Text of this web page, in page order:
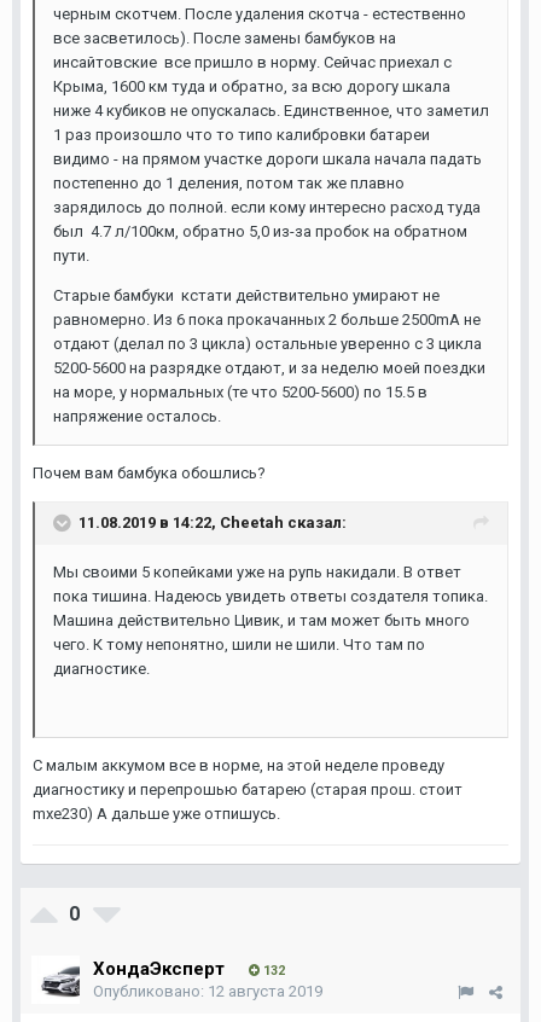
черным скотчем. После удаления скотча - естественно
все засветилось). После замены бамбуков на
инсайтовские все пришло в норму. Сейчас приехал с
Крыма, 1600 км туда и обратно, за всю дорогу шкала
ниже 4 кубиков не опускалась. Единственное, что заметил
1 раз произошло что то типо калибровки батареи
видимо - на прямом участке дороги шкала начала падать
постепенно до 1 деления, потом так же плавно
зарядилось до полной. если кому интересно расход туда
был 4.7 л/100км, обратно 5,0 из-за пробок на обратном
пути.
Старые бамбуки кстати действительно умирают не
равномерно. Из 6 пока прокачанных 2 больше 2500mA не
отдают (делал по 3 цикла) остальные уверенно с 3 цикла
5200-5600 на разрядке отдают, и за неделю моей поездки
на море, у нормальных (те что 5200-5600) по 15.5 в
напряжение осталось.
Почем вам бамбука обошлись?
11.08.2019 в 14:22, Cheetah сказал:
Мы своими 5 копейками уже на рупь накидали. В ответ
пока тишина. Надеюсь увидеть ответы создателя топика.
Машина действительно Цивик, и там может быть много
чего. К тому непонятно, шили не шили. Что там по
диагностике.
С малым аккумом все в норме, на этой неделе проведу
диагностику и перепрошью батарею (старая прош. стоит
mxe230) А дальше уже отпишусь.
0
ХондаЭксперт 132
Опубликовано: 12 августа 2019